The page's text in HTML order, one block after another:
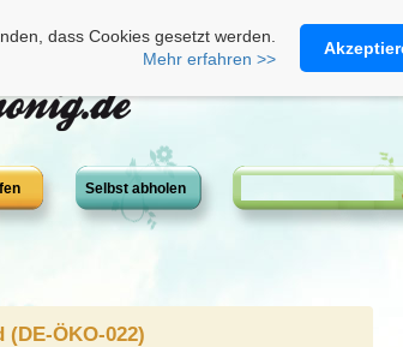
Heimathonig auf
dass Cookies gesetzt werden.
Mehr erfahren >>
Selbst abholen
ÖKO-022)